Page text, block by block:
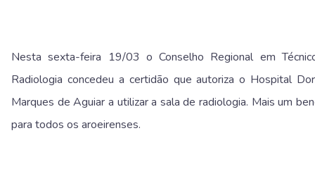
Nesta sexta-feira 19/03 o Conselho Regional em
Radiologia concedeu a certidão que autoriza o Hospital
Marques de Aguiar a utilizar a sala de radiologia. Mais um
para todos os aroeirenses.